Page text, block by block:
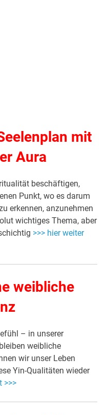
mit
Aura
beschäftigen,
Punkt, wo es darum
erkennen, anzunehmen
wichtiges Thema, aber
>>> hier weiter
weibliche
– in unserer
weibliche
wir unser Leben
Yin-Qualitäten wieder
>>>